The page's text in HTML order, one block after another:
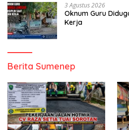
3 Agustus 2026
Oknum Guru
Kerja
Berita Sumenep